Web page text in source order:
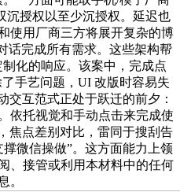
沉授权以至少沉授权。延迟也
使用厂商三方将展开复杂的博
话完成所有需求。这些架构帮
化的响应。该案中，完成点
手艺问题，UI 改版时容易失
交互范式正处于跃迁的前夕：
依托视觉和手动点击来完成使
焦点差别对比，雷同于搜刮告
微信操做”。这方面能力上领
、接管或利用本材料中的任何
。